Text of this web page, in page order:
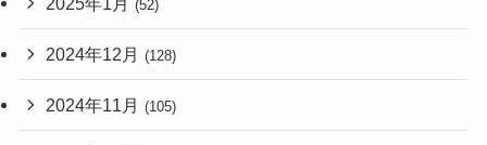
(52)
2024年12月 (128)
2024年11月 (105)